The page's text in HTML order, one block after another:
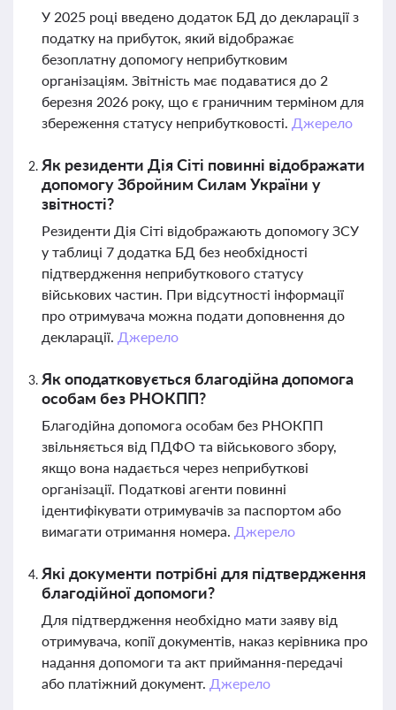
У 2025 році введено додаток БД до декларації з
податку на прибуток, який відображає
безоплатну допомогу неприбутковим
організаціям. Звітність має подаватися до 2
березня 2026 року, що є граничним терміном для
збереження статусу неприбутковості. Джерело
Як резиденти Дія Сіті повинні відображати
допомогу Збройним Силам України у
звітності?
Резиденти Дія Сіті відображають допомогу ЗСУ
у таблиці 7 додатка БД без необхідності
підтвердження неприбуткового статусу
військових частин. При відсутності інформації
про отримувача можна подати доповнення до
декларації. Джерело
Як оподатковується благодійна допомога
особам без РНОКПП?
Благодійна допомога особам без РНОКПП
звільняється від ПДФО та військового збору,
якщо вона надається через неприбуткові
організації. Податкові агенти повинні
ідентифікувати отримувачів за паспортом або
вимагати отримання номера. Джерело
Які документи потрібні для підтвердження
благодійної допомоги?
Для підтвердження необхідно мати заяву від
отримувача, копії документів, наказ керівника про
надання допомоги та акт приймання-передачі
або платіжний документ. Джерело